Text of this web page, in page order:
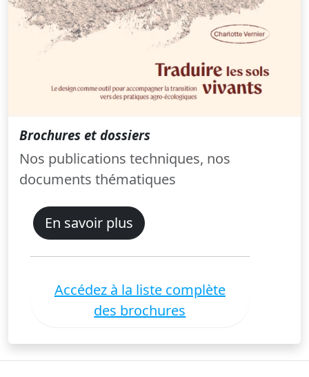
Brochures et dossiers
Nos publications techniques, nos
documents thématiques
En savoir plus
Accédez à la liste complète
des brochures